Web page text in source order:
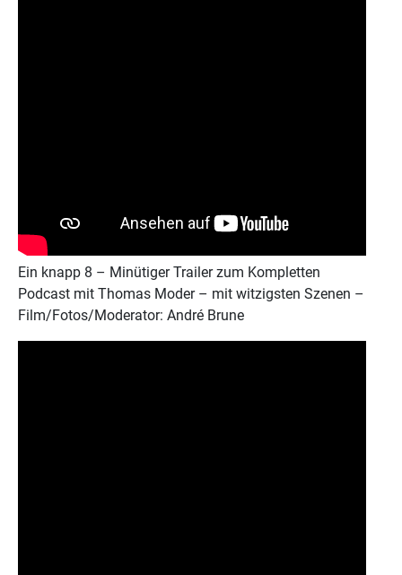
Ein knapp 8 – Minütiger Trailer zum Kompletten
Podcast mit Thomas Moder – mit witzigsten Szenen –
Film/Fotos/Moderator: André Brune